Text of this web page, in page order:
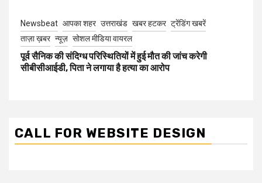
Newsbeat आपका शहर उत्तराखंड खबर हटकर ट्रेंडिंग खबरें
ताज़ा ख़बर न्यूज़ सोशल मीडिया वायरल
पूर्व सैनिक की संदिग्ध परिस्थितियों में हुई मौत की जांच करेगी
सीबीसीआईडी, पिता ने लगाया है हत्या का आरोप
CALL FOR WEBSITE DESIGN